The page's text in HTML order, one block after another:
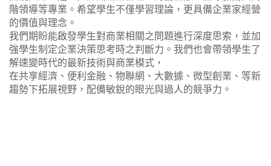
階領導等專業。希望學生不僅學習理論，更具備企業家經營
的價值與理念。
我們期盼能啟發學生對商業相關之問題進行深度思索，並加
強學生制定企業決策思考時之判斷力。我們也會帶領學生了
解速變時代的最新技術與商業模式，
在共享經濟、便利金融、物聯網、大數據、微型創業、等新
趨勢下拓展視野，配備敏銳的眼光與過人的競爭力。